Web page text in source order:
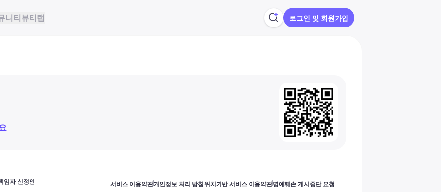
니티뷰티랩 로그인 및 회원가입
임자 신정인
서비스 이용약관개인정보 처리 방침위치기반 서비스 이용약관명예훼손 게시중단 요청